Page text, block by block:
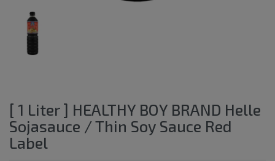
[ 1 Liter ] HEALTHY BOY BRAND Helle
Sojasauce / Thin Soy Sauce Red
Label